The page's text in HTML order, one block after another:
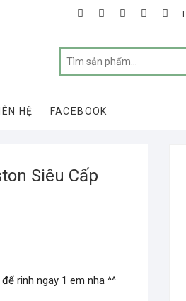
facebook
twittergoogle
HỆ FACEBOOK
Siêu Cấp
rinh ngay 1 em nha ^^